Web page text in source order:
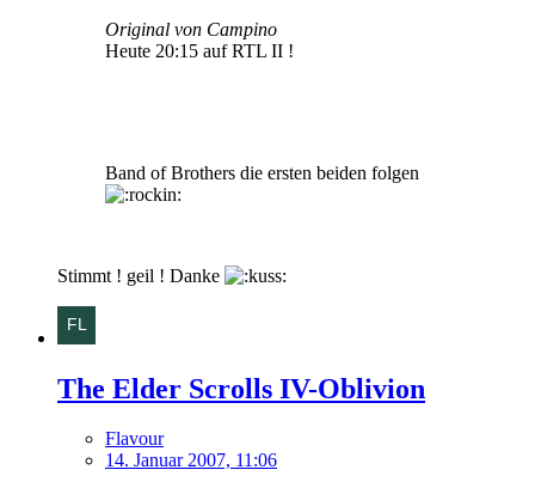
Original von Campino
Heute 20:15 auf RTL II !
Band of Brothers die ersten beiden folgen
Stimmt ! geil ! Danke
The Elder Scrolls IV-Oblivion
Flavour
14. Januar 2007, 11:06